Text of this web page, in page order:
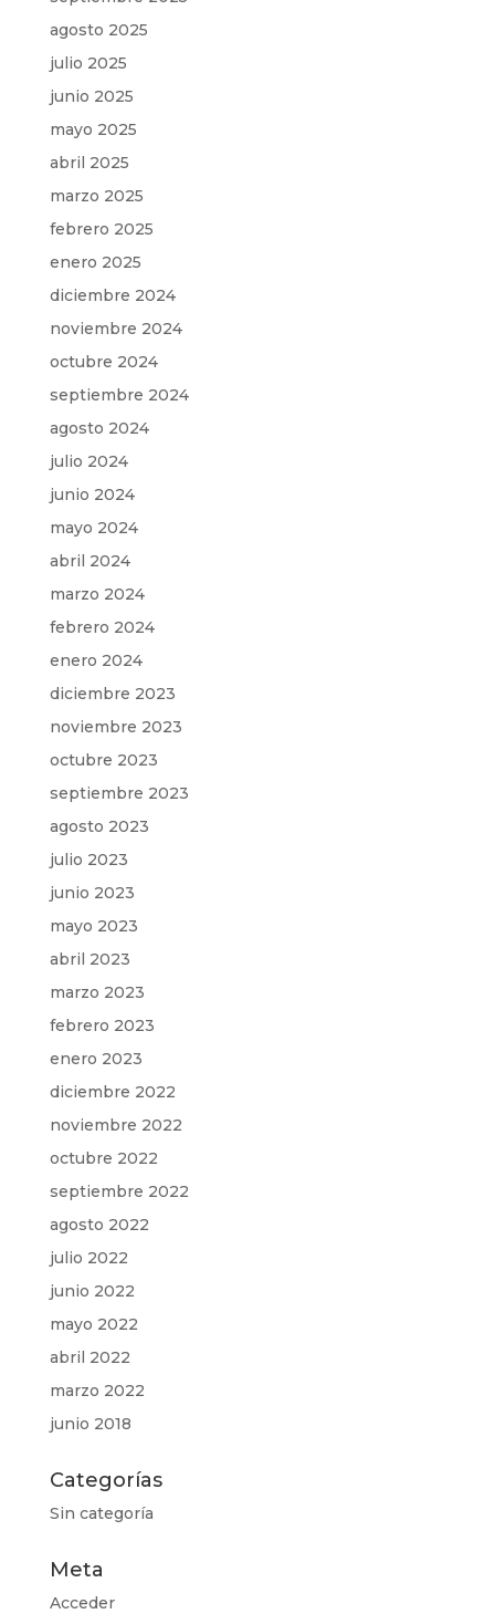
agosto 2025
julio 2025
junio 2025
mayo 2025
abril 2025
marzo 2025
febrero 2025
enero 2025
diciembre 2024
noviembre 2024
octubre 2024
septiembre 2024
agosto 2024
julio 2024
junio 2024
mayo 2024
abril 2024
marzo 2024
febrero 2024
enero 2024
diciembre 2023
noviembre 2023
octubre 2023
septiembre 2023
agosto 2023
julio 2023
junio 2023
mayo 2023
abril 2023
marzo 2023
febrero 2023
enero 2023
diciembre 2022
noviembre 2022
octubre 2022
septiembre 2022
agosto 2022
julio 2022
junio 2022
mayo 2022
abril 2022
marzo 2022
junio 2018
Categorías
Sin categoría
Meta
Acceder